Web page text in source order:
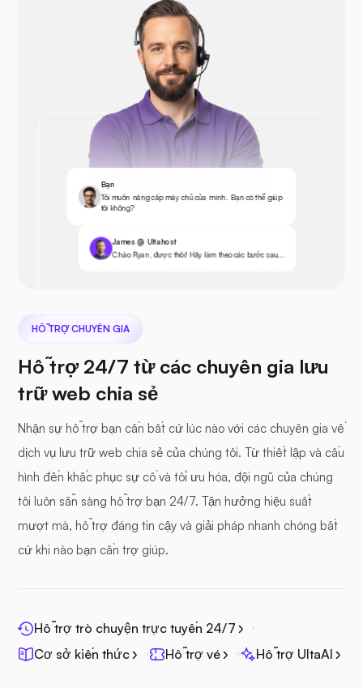
Bạn
Tôi muốn nâng cấp máy chủ của mình. Bạn có thể giúp
tôi không?
James @ Ultahost
Chào Ryan, được thôi! Hãy làm theo các bước sau...
HỖ TRỢ CHUYÊN GIA
Hỗ trợ 24/7 từ các chuyên gia lưu
trữ web chia sẻ
Nhận sự hỗ trợ bạn cần bất cứ lúc nào với các chuyên gia về
dịch vụ lưu trữ web chia sẻ của chúng tôi. Từ thiết lập và cấu
hình đến khắc phục sự cố và tối ưu hóa, đội ngũ của chúng
tôi luôn sẵn sàng hỗ trợ bạn 24/7. Tận hưởng hiệu suất
mượt mà, hỗ trợ đáng tin cậy và giải pháp nhanh chóng bất
cứ khi nào bạn cần trợ giúp.
Hỗ trợ trò chuyện trực tuyến 24/7
Cơ sở kiến thức
Hỗ trợ vé Hỗ trợ UltaAI